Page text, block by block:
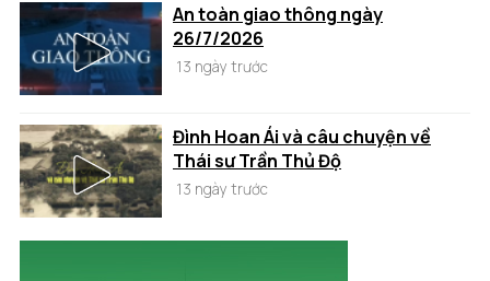
An toàn giao thông ngày
26/7/2026
13 ngày trước
Đình Hoan Ái và câu chuyện về
Thái sư Trần Thủ Độ
13 ngày trước